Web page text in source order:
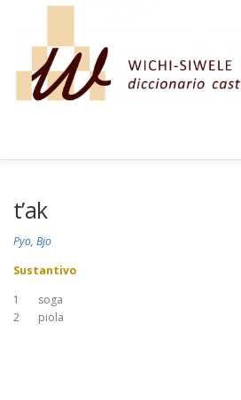
Saltar al contenido
t’ak
Pyo, Bjo
Sustantivo
1
soga
2
piola